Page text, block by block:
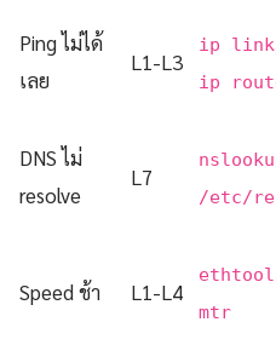
Ping ไม่ได้
เลย
L1-L3
ip link
ip
DNS ไม่
resolve
L7
/etc/
Speed ช้า L1-L4
ethtool
mtr